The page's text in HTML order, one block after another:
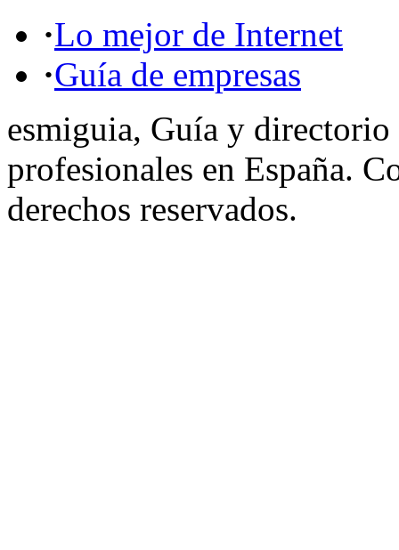
·Lo mejor de Internet
·Guía de empresas
esmiguia, Guía y directorio
profesionales en España.
derechos reservados.